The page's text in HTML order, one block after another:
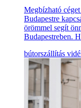
Megbízható
Budapestre
örömmel segít
Budapestreben.
bútorszállítás